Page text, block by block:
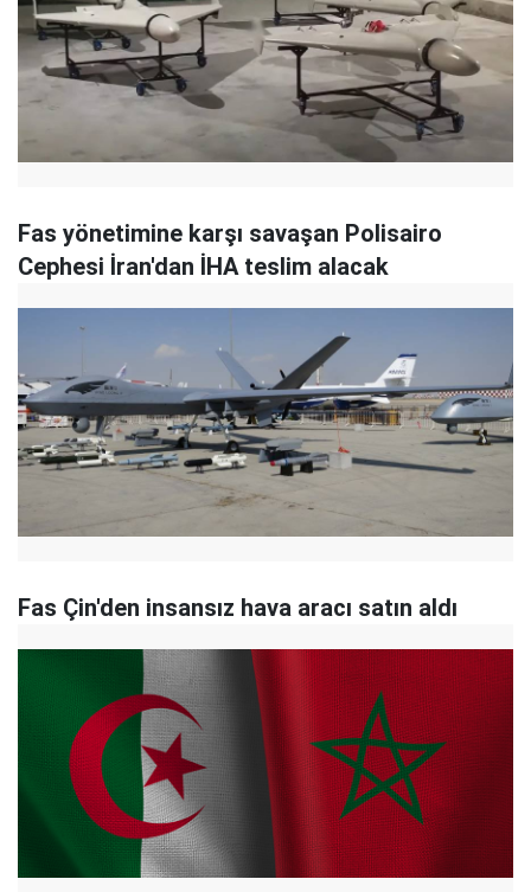
Fas yönetimine karşı savaşan Polisairo
Cephesi İran'dan İHA teslim alacak
Fas Çin'den insansız hava aracı satın aldı